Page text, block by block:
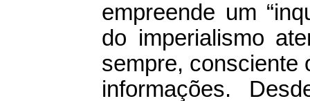
empreende um
do imperialismo
sempre, consciente
informações.